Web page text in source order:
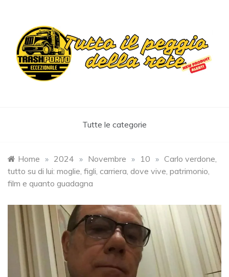
content
Tutte le categorie
Home » 2024 » Novembre » 10 » Carlo verdone,
tutto su di lui: moglie, figli, carriera, dove vive, patrimonio,
film e quanto guadagna